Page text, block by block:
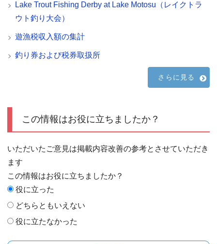
Lake Trout Fishing Derby at Lake Motosu（レイクトラ
ウト釣り大会）
遊漁税収入額の集計
釣り券および税券取扱所
さらに見る
この情報はお役に立ちましたか？
いただいたご意見は掲載内容改善の参考とさせていただき
ます
この情報はお役に立ちましたか？
役に立った
どちらともいえない
役に立たなかった